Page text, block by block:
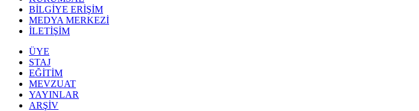
BİLGİYE ERİŞİM
MEDYA MERKEZİ
İLETİŞİM
ÜYE
STAJ
EĞİTİM
MEVZUAT
YAYINLAR
ARŞİV